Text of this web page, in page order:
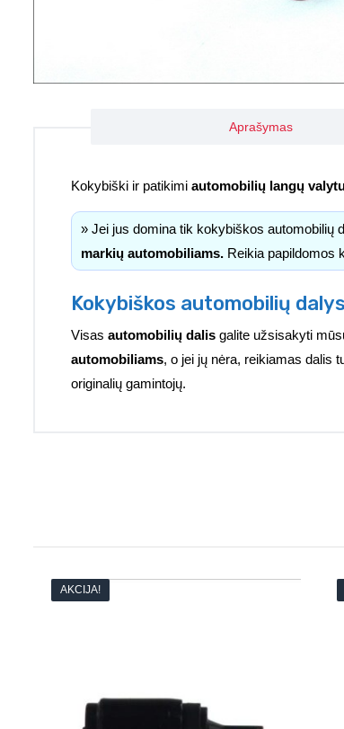
Aprašymas
Kokybiški ir patikimi automobilių langų
» Jei jus domina tik kokybiškos automobilių
markių automobiliams. Reikia papildomos
Kokybiškos automobilių
Visas automobilių dalis galite užsisakyti
automobiliams, o jei jų nėra, reikiamas dalis
originalių gamintojų.
AKCIJA!